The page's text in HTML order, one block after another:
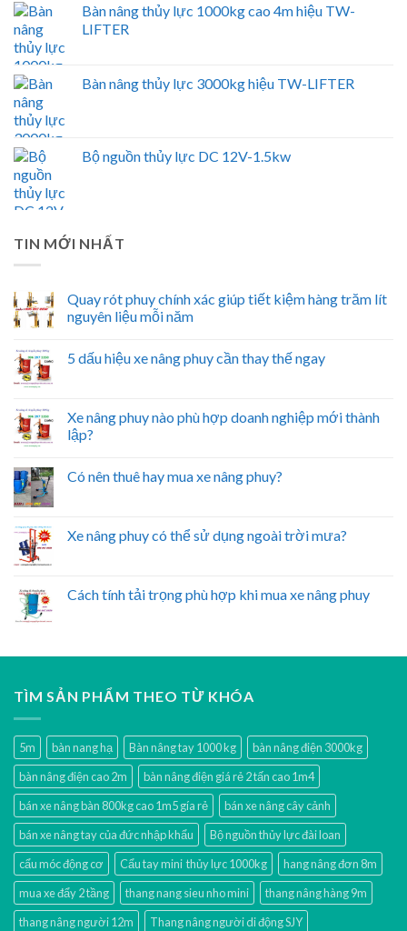
Bàn nâng thủy lực 1000kg cao 4m hiệu TW-
LIFTER
Bàn nâng thủy lực 3000kg hiệu TW-LIFTER
Bộ nguồn thủy lực DC 12V-1.5kw
TIN MỚI NHẤT
Quay rót phuy chính xác giúp tiết kiệm hàng trăm lít
nguyên liệu mỗi năm
5 dấu hiệu xe nâng phuy cần thay thế ngay
Xe nâng phuy nào phù hợp doanh nghiệp mới thành
lập?
Có nên thuê hay mua xe nâng phuy?
Xe nâng phuy có thể sử dụng ngoài trời mưa?
Cách tính tải trọng phù hợp khi mua xe nâng phuy
TÌM SẢN PHẨM THEO TỪ KHÓA
5m bàn nang hạ Bàn nâng tay 1000 kg
bàn nâng điện 3000kg
bàn nâng điện cao 2m
bàn nâng điện giá rẻ 2 tấn cao 1m4
bán xe nâng bàn 800kg cao 1m5 gía rẻ
bán xe nâng cây cảnh
bán xe nâng tay của đức nhập khẩu
Bộ nguồn thủy lực đài loan
cẩu móc động cơ
Cẩu tay mini thủy lực 1000kg
hang nâng đơn 8m
mua xe đẩy 2 tầng
thang nang sieu nho mini
thang nâng hàng 9m
thang nâng người 12m
Thang nâng người di động SJY